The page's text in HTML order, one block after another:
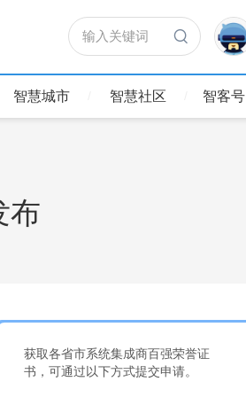
输入关键词
智慧城市 智慧社区 智客号
布
获取各省市系统集成商百强荣誉证
书，可通过以下方式提交申请。